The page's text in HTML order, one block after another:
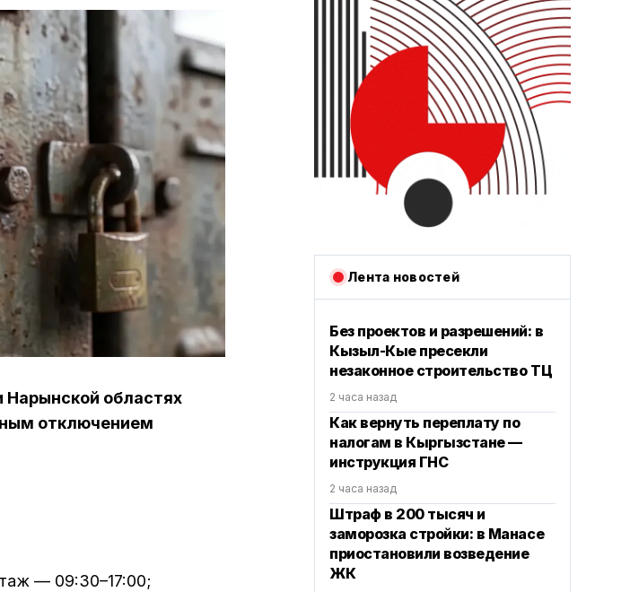
Нарынской областях
отключением
— 09:30–17:00;
Лента новостей
Без проектов и разрешений: в
Кызыл-Кые пресекли
незаконное строительство ТЦ
2 часа назад
Как вернуть переплату по
налогам в Кыргызстане —
инструкция ГНС
2 часа назад
Штраф в 200 тысяч и
заморозка стройки: в Манасе
приостановили возведение
ЖК